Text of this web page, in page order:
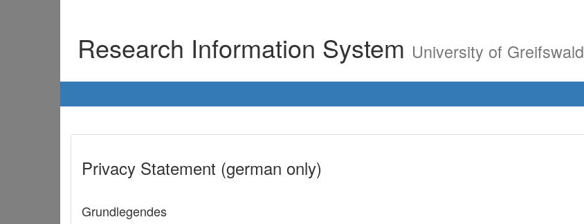
Research Information System University of Greifswald
Privacy Statement (german only)
Grundlegendes